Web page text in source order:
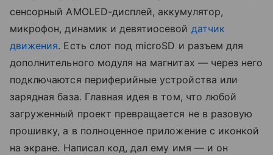
сенсорный AMOLED-дисплей, аккумулятор,
микрофон, динамик и девятиосевой датчик
движения. Есть слот под microSD и разъем для
дополнительного модуля на магнитах — через него
подключаются периферийные устройства или
зарядная база. Главная идея в том, что любой
загруженный проект превращается не в разовую
прошивку, а в полноценное приложение с иконкой
на экране. Написал код, дал ему имя — и он